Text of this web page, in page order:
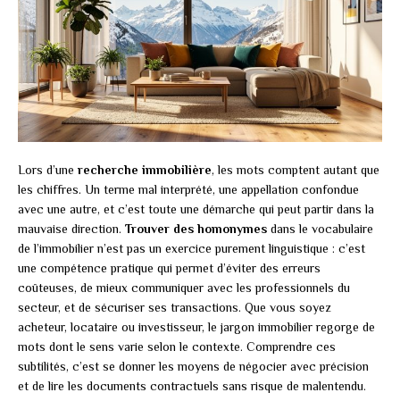
Lors d’une recherche immobilière, les mots comptent autant que
les chiffres. Un terme mal interprété, une appellation confondue
avec une autre, et c’est toute une démarche qui peut partir dans la
mauvaise direction. Trouver des homonymes dans le vocabulaire
de l’immobilier n’est pas un exercice purement linguistique : c’est
une compétence pratique qui permet d’éviter des erreurs
coûteuses, de mieux communiquer avec les professionnels du
secteur, et de sécuriser ses transactions. Que vous soyez
acheteur, locataire ou investisseur, le jargon immobilier regorge de
mots dont le sens varie selon le contexte. Comprendre ces
subtilités, c’est se donner les moyens de négocier avec précision
et de lire les documents contractuels sans risque de malentendu.